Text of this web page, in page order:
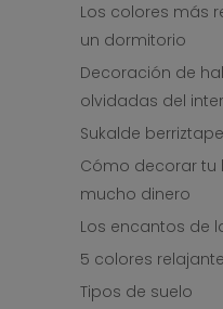
Los colores más
un dormitorio
Decoración de
olvidadas del
Sukalde
Cómo decorar tu
mucho dinero
Los encantos de
5 colores
Tipos de suelo